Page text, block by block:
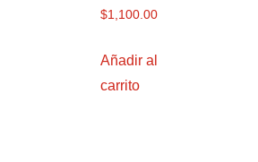
$1,100.00
Añadir al
carrito